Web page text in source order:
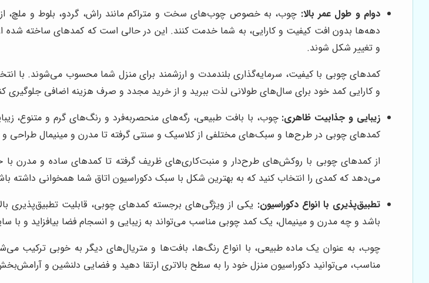
دوام و طول عمر بالا: چوب، به خصوص چوب‌های سخت و متراکم مانند راش، گردو، بلوط و ملچ، از
و تغییر شکل شوند.
کمدهای چوبی با کیفیت، سرمایه‌گذاری بلندمدت و ارزشمند برای منزل شما محسوب می‌شوند. با
و کارایی کمد خود برای سال‌های طولانی لذت ببرید و از خرید مجدد و صرف هزینه اضافی جلوگیری
زیبایی و جذابیت ظاهری: چوب، با بافت طبیعی، رگه‌های منحصربه‌فرد و رنگ‌های گرم و متنوع،
کمدهای چوبی در طرح‌ها و سبک‌های مختلفی از کلاسیک و سنتی گرفته تا مدرن و مینیمال طراحی و
از کمدهای چوبی با روکش‌های طرح‌دار و منبت‌کاری‌های ظریف گرفته تا کمدهای ساده و مدرن
می‌دهد که کمدی را انتخاب کنید که به بهترین شکل با سبک دکوراسیون اتاق شما همخوانی داشته
تطبیق‌پذیری با انواع دکوراسیون: یکی از ویژگی‌های برجسته کمدهای چوبی، قابلیت تطبیق‌پذیری
باشد و چه مدرن و مینیمال، یک کمد چوبی مناسب می‌تواند به زیبایی و انسجام فضا بیافزاید و با
چوب، به عنوان یک ماده طبیعی، با انواع رنگ‌ها، بافت‌ها و متریال‌های دیگر به خوبی ترکیب
مناسب، می‌توانید دکوراسیون منزل خود را به سطح بالاتری ارتقا دهید و فضایی دلنشین و